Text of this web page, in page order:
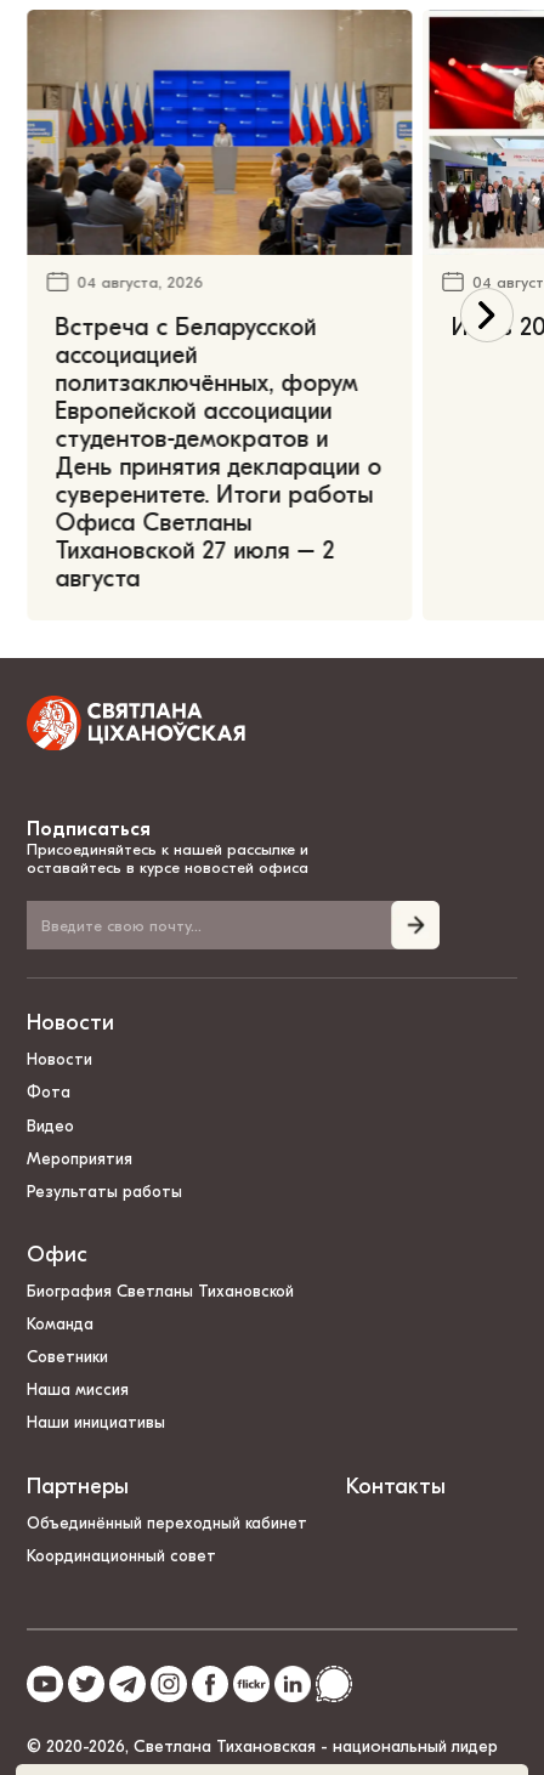
04 августа, 2026
Встреча с Беларусской
ассоциацией
политзаключённых, форум
Европейской ассоциации
студентов-демократов и
День принятия декларации о
суверенитете. Итоги работы
Офиса Светланы
Тихановской 27 июля – 2
августа
04
Июль
Подписаться
Присоединяйтесь к нашей рассылке и
оставайтесь в курсе новостей офиса
Новости
Новости
Фота
Видео
Мероприятия
Результаты работы
Офис
Биография Светланы Тихановской
Команда
Советники
Наша миссия
Наши инициативы
Партнеры
Объединённый переходный кабинет
Координационный совет
Контакты
© 2020-2026, Светлана Тихановская - национальный лидер